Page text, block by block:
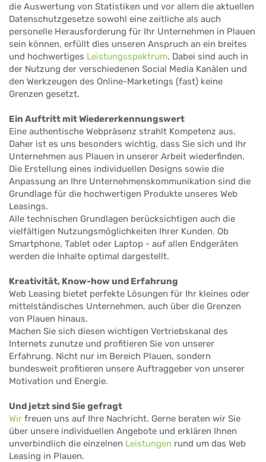
die Auswertung von Statistiken und vor allem die aktuellen
Datenschutzgesetze sowohl eine zeitliche als auch
personelle Herausforderung für Ihr Unternehmen in Plauen
sein können, erfüllt dies unseren Anspruch an ein breites
und hochwertiges Leistungsspektrum. Dabei sind auch in
der Nutzung der verschiedenen Social Media Kanälen und
den Werkzeugen des Online-Marketings (fast) keine
Grenzen gesetzt.
Ein Auftritt mit Wiedererkennungswert
Eine authentische Webpräsenz strahlt Kompetenz aus.
Daher ist es uns besonders wichtig, dass Sie sich und Ihr
Unternehmen aus Plauen in unserer Arbeit wiederfinden.
Die Erstellung eines individuellen Designs sowie die
Anpassung an Ihre Unternehmenskommunikation sind die
Grundlage für die hochwertigen Produkte unseres Web
Leasings.
Alle technischen Grundlagen berücksichtigen auch die
vielfältigen Nutzungsmöglichkeiten Ihrer Kunden. Ob
Smartphone, Tablet oder Laptop - auf allen Endgeräten
werden die Inhalte optimal dargestellt.
Kreativität, Know-how und Erfahrung
Web Leasing bietet perfekte Lösungen für Ihr kleines oder
mittelständisches Unternehmen, auch über die Grenzen
von Plauen hinaus.
Machen Sie sich diesen wichtigen Vertriebskanal des
Internets zunutze und profitieren Sie von unserer
Erfahrung. Nicht nur im Bereich Plauen, sondern
bundesweit profitieren unsere Auftraggeber von unserer
Motivation und Energie.
Und jetzt sind Sie gefragt
Wir freuen uns auf Ihre Nachricht. Gerne beraten wir Sie
über unsere individuellen Angebote und erklären Ihnen
unverbindlich die einzelnen Leistungen rund um das Web
Leasing in Plauen.